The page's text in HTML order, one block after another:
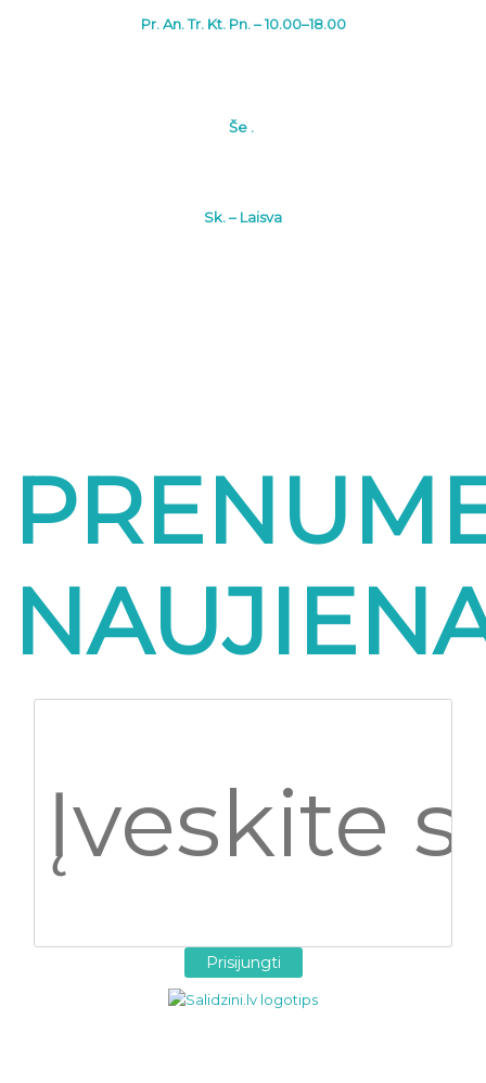
Pr. An. Tr. Kt. Pn. – 10.00–18.00
Še .
Sk. – Laisva